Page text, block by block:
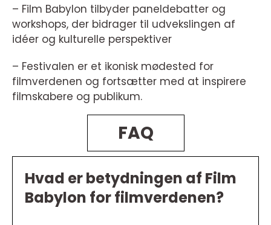
– Film Babylon tilbyder paneldebatter og
workshops, der bidrager til udvekslingen af
idéer og kulturelle perspektiver
– Festivalen er et ikonisk mødested for
filmverdenen og fortsætter med at inspirere
filmskabere og publikum.
FAQ
Hvad er betydningen af Film
Babylon for filmverdenen?